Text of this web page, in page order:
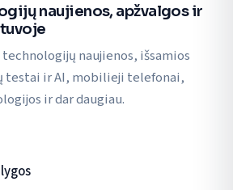
naujienos, apžvalgos ir
naujienos, išsamios
testai ir AI, mobilieji telefonai,
ir dar daugiau.